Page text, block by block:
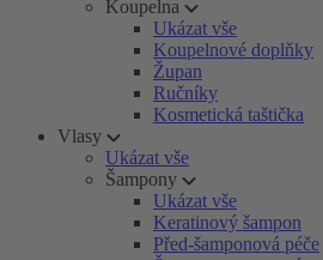
Koupelna
Ukázat vše
Koupelnové doplňky
Župan
Ručníky
Kosmetická taštička
Vlasy
Ukázat vše
Šampony
Ukázat vše
Keratinový šampon
Před-šamponová péče